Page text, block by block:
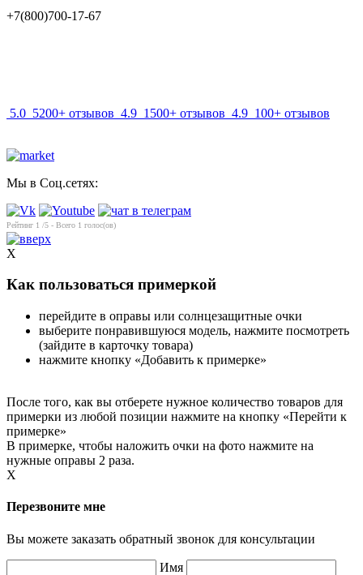
+7(800)700-17-67
5.0 5200+ отзывов 4.9 1500+ отзывов 4.9 100+ отзывов
Мы в Соц.сетях:
Рейтинг 1 /5 - Всего 1 голос(ов)
X
Как пользоваться примеркой
перейдите в оправы или солнцезащитные очки
выберите понравившуюся модель, нажмите посмотреть
(зайдите в карточку товара)
нажмите кнопку «Добавить к примерке»
После того, как вы отберете нужное количество товаров для
примерки из любой позиции нажмите на кнопку «Перейти к
примерке»
В примерке, чтобы наложить очки на фото нажмите на
нужные оправы 2 раза.
X
Перезвоните мне
Вы можете заказать обратный звонок для консультации
Имя